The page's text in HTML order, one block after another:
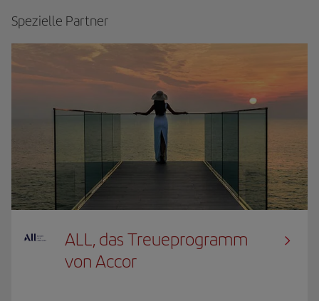
Spezielle Partner
ALL, das Treueprogramm
von Accor